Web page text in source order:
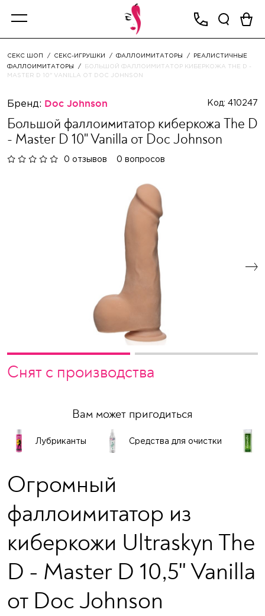
СЕКС ШОП СЕКС-ИГРУШКИ ФАЛЛОИМИТАТОРЫ
РЕАЛИСТИЧНЫЕ
ФАЛЛОИМИТАТОРЫ
БОЛЬШОЙ ФАЛЛОИМИТАТОР КИБЕРКОЖА THE D -
MASTER D 10" VANILLA ОТ DOC JOHNSON
Бренд: Doc Johnson Код: 410247
Большой фаллоимитатор киберкожа The D
- Master D 10" Vanilla от Doc Johnson
0 отзывов 0 вопросов
Снят с производства
Вам может пригодиться
Лубриканты Средства для очистки
Огромный
фаллоимитатор из
киберкожи Ultraskyn The
D - Master D 10,5" Vanilla
от Doc Johnson